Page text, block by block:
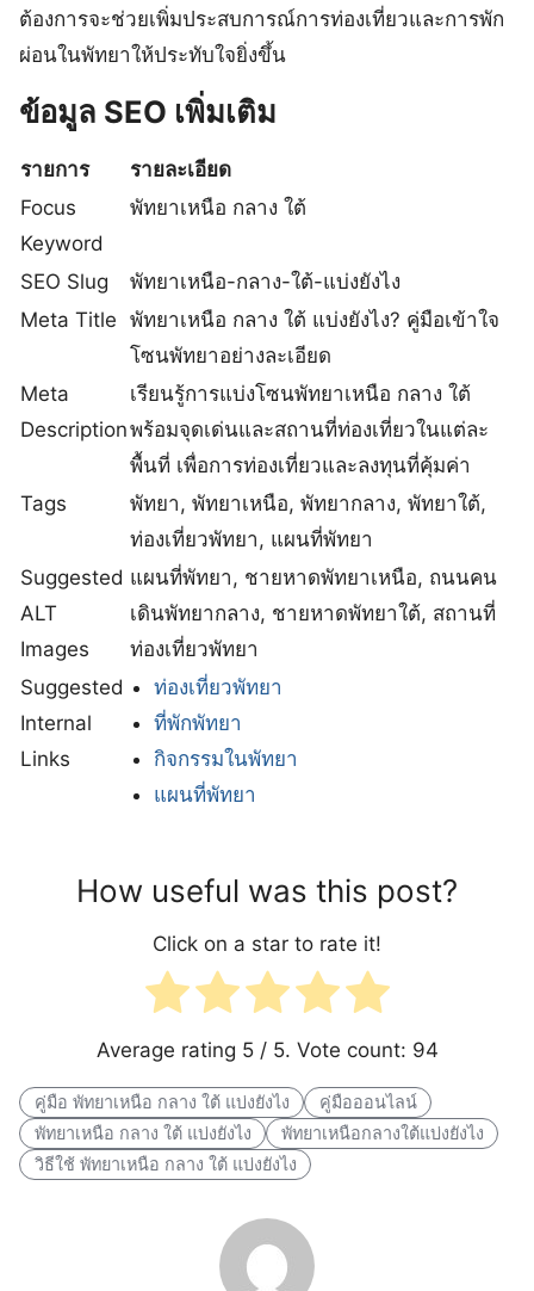
ต้องการจะช่วยเพิ่มประสบการณ์การท่องเที่ยวและการพัก
ผ่อนในพัทยาให้ประทับใจยิ่งขึ้น
ข้อมูล SEO เพิ่มเติม
รายการ
รายละเอียด
Focus
Keyword
พัทยาเหนือ กลาง ใต้
SEO Slug
พัทยาเหนือ-กลาง-ใต้-แบ่งยังไง
Meta Title พัทยาเหนือ กลาง ใต้ แบ่งยังไง? คู่มือเข้าใจ
โซนพัทยาอย่างละเอียด
Meta
Description
เรียนรู้การแบ่งโซนพัทยาเหนือ กลาง ใต้
พร้อมจุดเด่นและสถานที่ท่องเที่ยวในแต่ละ
พื้นที่ เพื่อการท่องเที่ยวและลงทุนที่คุ้มค่า
Tags
พัทยา, พัทยาเหนือ, พัทยากลาง, พัทยาใต้,
ท่องเที่ยวพัทยา, แผนที่พัทยา
Suggested
ALT
Images
แผนที่พัทยา, ชายหาดพัทยาเหนือ, ถนนคน
เดินพัทยากลาง, ชายหาดพัทยาใต้, สถานที่
ท่องเที่ยวพัทยา
Suggested
Internal
Links
ท่องเที่ยวพัทยา
ที่พักพัทยา
กิจกรรมในพัทยา
แผนที่พัทยา
How useful was this post?
Click on a star to rate it!
Average rating 5/ 5. Vote count: 94
คู่มือ พัทยาเหนือ กลาง ใต้ แบ่งยังไง
คู่มือออนไลน์
พัทยาเหนือ กลาง ใต้ แบ่งยังไง
พัทยาเหนือกลางใต้แบ่งยังไง
วิธีใช้ พัทยาเหนือ กลาง ใต้ แบ่งยังไง